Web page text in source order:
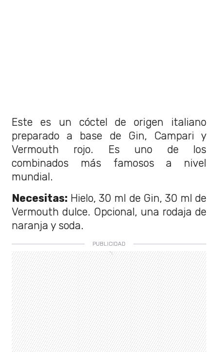
Este es un cóctel de origen italiano
preparado a base de Gin, Campari y
Vermouth rojo. Es uno de los
combinados más famosos a nivel
mundial.
Necesitas: Hielo, 30 ml de Gin, 30 ml de
Vermouth dulce. Opcional, una rodaja de
naranja y soda.